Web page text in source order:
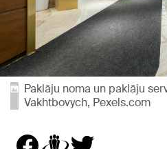
Paklāju noma un paklāju
Vakhtbovych, Pexels.com